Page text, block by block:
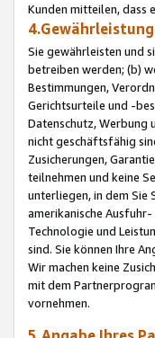
Kunden mitteilen, dass
Sie gewährleisten und
betreiben werden; (b)
Bestimmungen,
Gerichtsurteile und -
Datenschutz, Werbung
nicht geschäftsfähig
Zusicherungen,
teilnehmen und keine
unterliegen, in dem Sie
amerikanische
Technologie und
sind. Sie können Ihre
Wir machen keine
mit dem
vornehmen.